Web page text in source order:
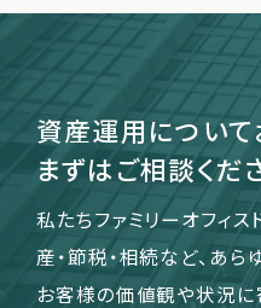
ファミリーオフィスと
関連書籍
メールマガジン登録
よくある質問
資産運用について
まずはご相談くだ
私たちファミリーオフィス
産・節税・相続など、あら
お客様の価値観や状況に